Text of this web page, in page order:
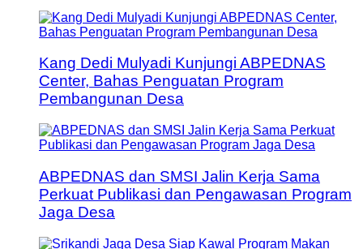
Kang Dedi Mulyadi Kunjungi ABPEDNAS
Center, Bahas Penguatan Program
Pembangunan Desa
ABPEDNAS dan SMSI Jalin Kerja Sama
Perkuat Publikasi dan Pengawasan Program
Jaga Desa